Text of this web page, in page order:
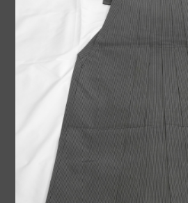
男性用着物